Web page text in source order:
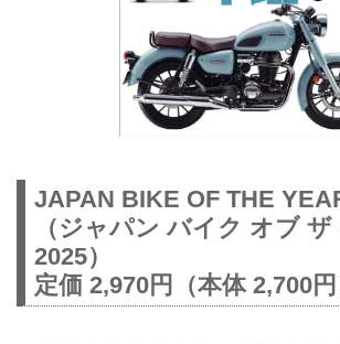
JAPAN BIKE OF THE
（ジャパン バイク オブ
2025）
定価 2,970円（本体 2,700円